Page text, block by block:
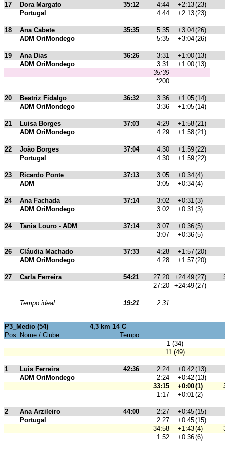
17 Dora Margato 35:12 4:44 +2:13(23)
Portugal
4:44 +2:13(23)
18 Ana Cabete 35:35 5:35 +3:04(26)
ADM OriMondego
5:35 +3:04(26)
19 Ana Dias 36:26 3:31 +1:00(13)
ADM OriMondego
3:31 +1:00(13)
35:39
*200
20 Beatriz Fidalgo 36:32 3:36 +1:05(14)
ADM OriMondego
3:36 +1:05(14)
21 Luisa Borges 37:03 4:29 +1:58(21)
ADM OriMondego
4:29 +1:58(21)
22 João Borges 37:04 4:30 +1:59(22)
Portugal
4:30 +1:59(22)
23 Ricardo Ponte 37:13 3:05 +0:34(4)
ADM
3:05 +0:34(4)
24 Ana Fachada 37:14 3:02 +0:31(3)
ADM OriMondego
3:02 +0:31(3)
24 Tania Louro - ADM 37:14 3:07 +0:36(5)
3:07
+0:36(5)
26 Cláudia Machado 37:33 4:28 +1:57(20)
ADM OriMondego
4:28 +1:57(20)
27 Carla Ferreira 54:21 27:20 +24:49(27)
27:20
+24:49(27)
Tempo ideal: 19:21 2:31
P3_Medio (54)
4,3 km 14 C
Pos
Nome / Clube
Tempo
1 (34)
11 (49)
1 Luis Ferreira 42:36 2:24 +0:42(13)
ADM OriMondego
2:24 +0:42(13)
33:15
+0:00(1)
1:17
+0:01(2)
2 Ana Arzileiro 44:00 2:27 +0:45(15)
Portugal
2:27 +0:45(15)
34:58
+1:43(4)
1:52
+0:36(6)